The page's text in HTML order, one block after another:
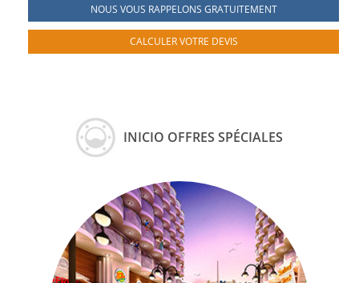
NOUS VOUS RAPPELONS GRATUITEMENT
CALCULER VOTRE DEVIS
INICIO OFFRES SPÉCIALES